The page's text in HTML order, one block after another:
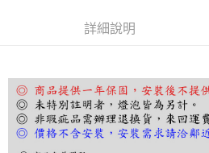
３．安心：先確認商品／服務後，再付款。
結帳頁面，進行簡訊認證並確認金額後，即
２．訂單成立數日內，您將收到繳費通知簡
３．收到繳費通知簡訊後14天內，點擊此簡
ATM／網路銀行／等多元方式進行付款，方
詳細說明